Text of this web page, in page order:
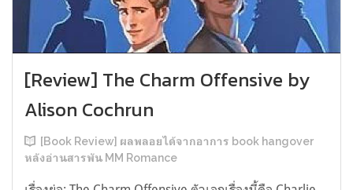
[Review] The Charm Offensive by
Alison Cochrun
[Book Review] ผลพลอยได้จากอาการ book hangover
หลังอ่านสารพัน MM Romance